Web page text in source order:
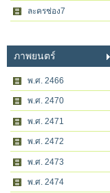
ละครช่อง7
ภาพยนตร์
พ.ศ. 2466
พ.ศ. 2470
พ.ศ. 2471
พ.ศ. 2472
พ.ศ. 2473
พ.ศ. 2474